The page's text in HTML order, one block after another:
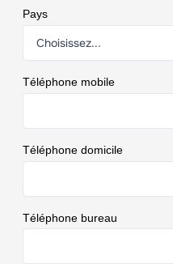
Pays
Téléphone mobile
Téléphone domicile
Téléphone bureau